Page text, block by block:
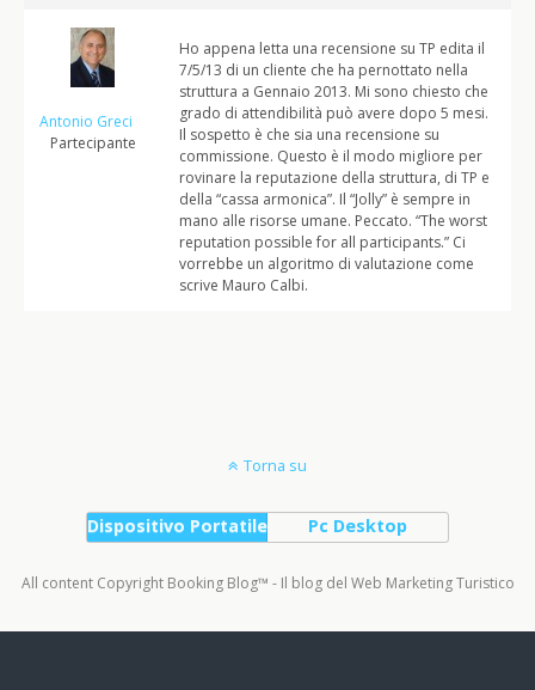
Antonio Greci
Partecipante
Ho appena letta una recensione su TP edita il
7/5/13 di un cliente che ha pernottato nella
struttura a Gennaio 2013. Mi sono chiesto che
grado di attendibilità può avere dopo 5 mesi.
Il sospetto è che sia una recensione su
commissione. Questo è il modo migliore per
rovinare la reputazione della struttura, di TP e
della “cassa armonica”. Il “Jolly” è sempre in
mano alle risorse umane. Peccato. “The worst
reputation possible for all participants.” Ci
vorrebbe un algoritmo di valutazione come
scrive Mauro Calbi.
Torna su
Dispositivo Portatile Pc Desktop
All content Copyright Booking Blog™ - Il blog del Web Marketing Turistico